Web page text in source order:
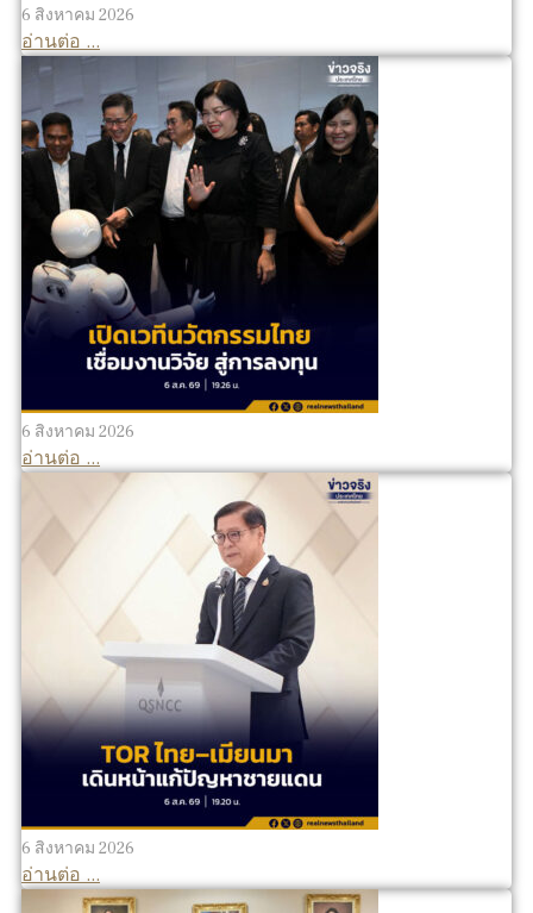
6 สิงหาคม 2026
อ่านต่อ ...
6 สิงหาคม 2026
อ่านต่อ ...
6 สิงหาคม 2026
อ่านต่อ ...